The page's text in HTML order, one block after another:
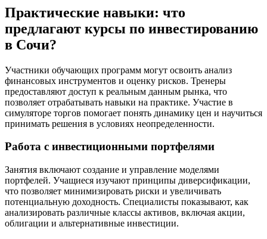
Практические навыки: что
предлагают курсы по инвестированию
в Сочи?
Участники обучающих программ могут освоить анализ
финансовых инструментов и оценку рисков. Тренеры
предоставляют доступ к реальным данным рынка, что
позволяет отрабатывать навыки на практике. Участие в
симуляторе торгов помогает понять динамику цен и научиться
принимать решения в условиях неопределенности.
Работа с инвестиционными портфелями
Занятия включают создание и управление моделями
портфелей. Учащиеся изучают принципы диверсификации,
что позволяет минимизировать риски и увеличивать
потенциальную доходность. Специалисты показывают, как
анализировать различные классы активов, включая акции,
облигации и альтернативные инвестиции.